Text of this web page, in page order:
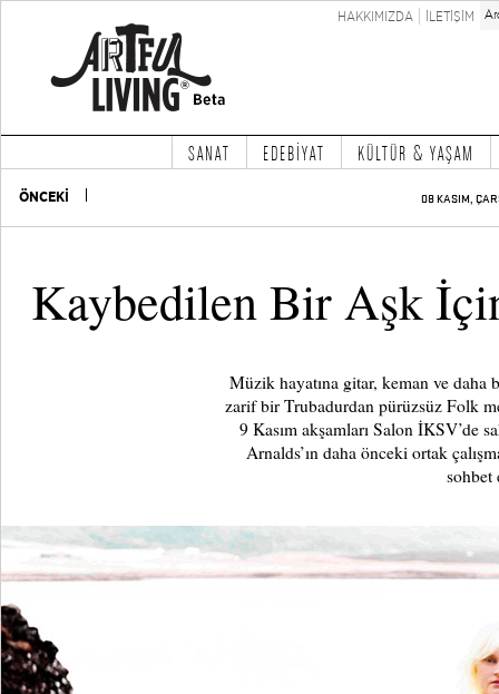
HAKKIMIZDA İLETİŞİM
SANAT EDEBİYAT KÜLTÜR & YAŞAM
ÖNCEKİ 08 KASIM,
Kaybedilen Bir Aşk
Müzik hayatına gitar, keman ve daha
zarif bir Trubadurdan pürüzsüz Folk
9 Kasım akşamları Salon İKSV’de
Arnalds’ın daha önceki ortak